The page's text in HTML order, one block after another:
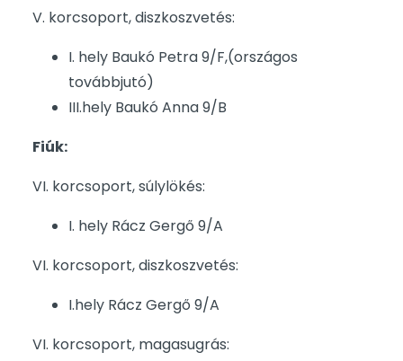
V. korcsoport, diszkoszvetés:
I. hely Baukó Petra 9/F,(országos
továbbjutó)
III.hely Baukó Anna 9/B
Fiúk:
VI. korcsoport, súlylökés:
I. hely Rácz Gergő 9/A
VI. korcsoport, diszkoszvetés:
I.hely Rácz Gergő 9/A
VI. korcsoport, magasugrás: